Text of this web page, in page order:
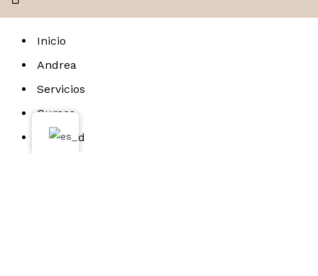
Inicio
Andrea
Servicios
Cursos
Gift Card